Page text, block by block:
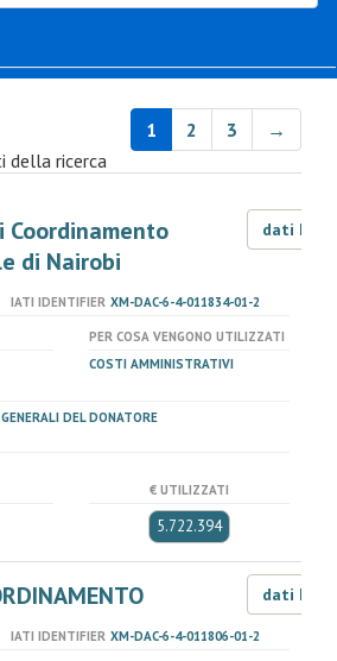
1 2 3
→
della ricerca
Coordinamento
di Nairobi
dati LOD
IATI IDENTIFIER XM-DAC-6-4-011834-01-2
PER COSA VENGONO UTILIZZATI
COSTI AMMINISTRATIVI
DEL DONATORE
€ UTILIZZATI
5.722.394
dati LOD
IATI IDENTIFIER XM-DAC-6-4-011806-01-2